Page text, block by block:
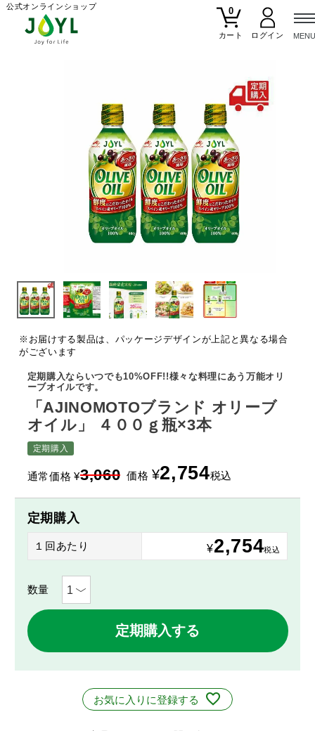
公式オンラインショップ
0
カート
※お届けする製品は、パッケージデザインが上記と異なる場合
がございます
定期購入ならいつでも10%OFF!!様々な料理にあう万能オリ
ーブオイルです。
「AJINOMOTOブランド オリーブ
オイル」 ４００ｇ瓶×3本
定期購入
通常価格 ¥3,060 価格 ¥2,754税込
定期購入
１回あたり ¥2,754税込
定期購入する
お気に入りに登録する